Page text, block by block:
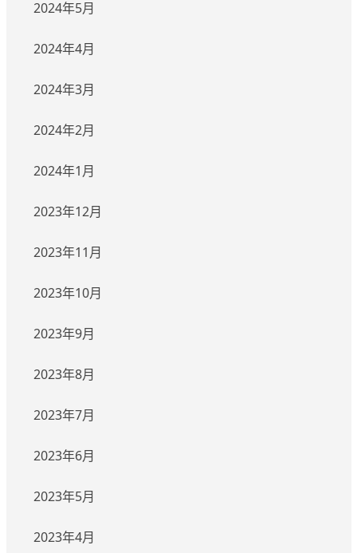
2024年5月
2024年4月
2024年3月
2024年2月
2024年1月
2023年12月
2023年11月
2023年10月
2023年9月
2023年8月
2023年7月
2023年6月
2023年5月
2023年4月